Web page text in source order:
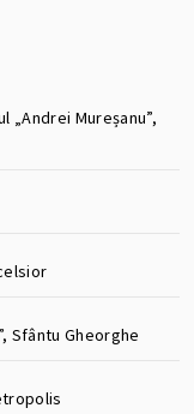
„Andrei Mureșanu”,
Sfântu Gheorghe